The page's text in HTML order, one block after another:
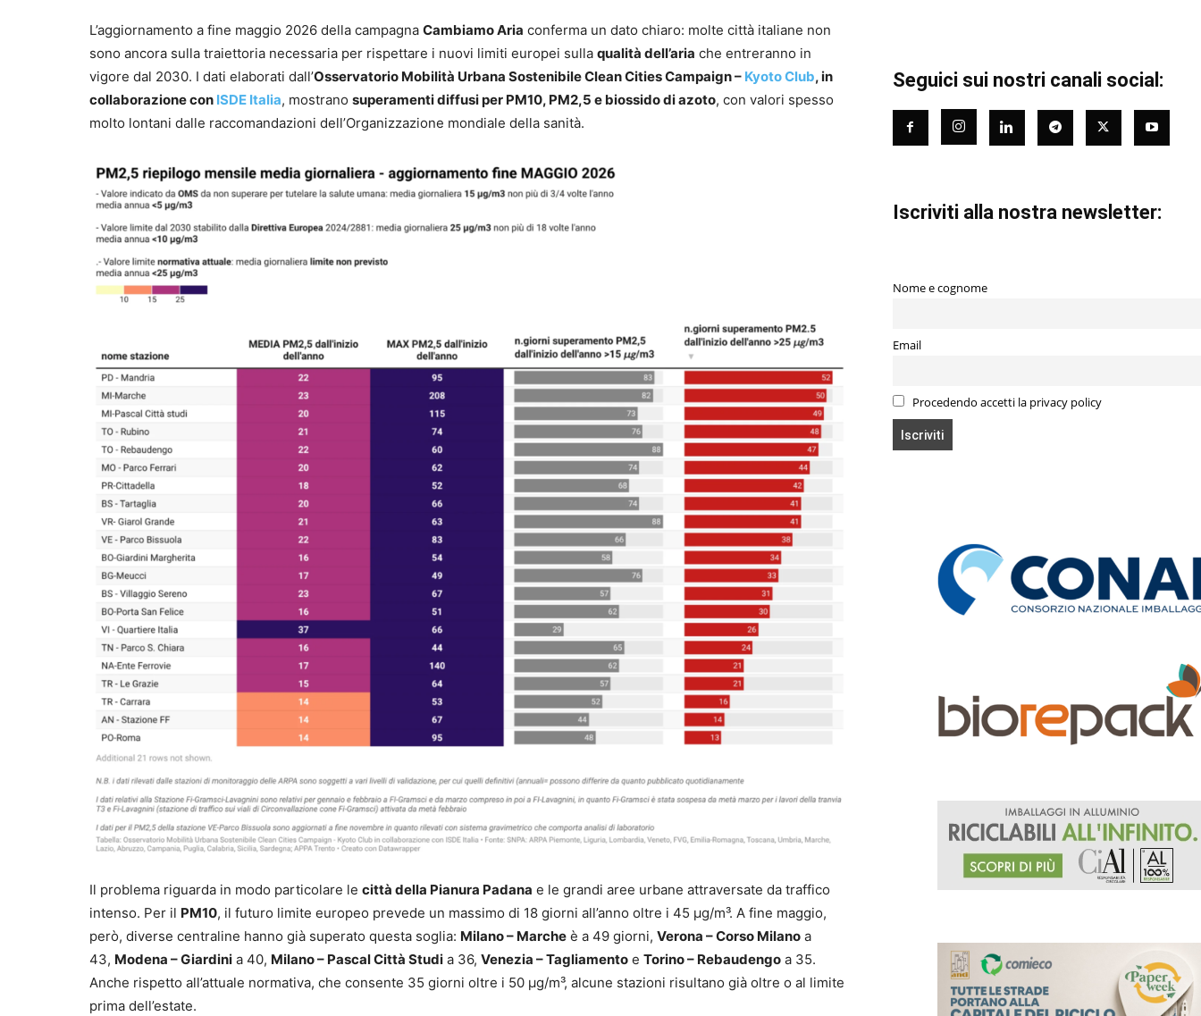
L’aggiornamento a fine maggio 2026 della campagna Cambiamo Aria conferma un dato chiaro: molte città italiane non
sono ancora sulla traiettoria necessaria per rispettare i nuovi limiti europei sulla qualità dell’aria che entreranno in
vigore dal 2030. I dati elaborati dall’Osservatorio Mobilità Urbana Sostenibile Clean Cities Campaign – Kyoto Club, in
collaborazione con ISDE Italia, mostrano superamenti diffusi per PM10, PM2,5 e biossido di azoto, con valori spesso
molto lontani dalle raccomandazioni dell’Organizzazione mondiale della sanità.
Il problema riguarda in modo particolare le città della Pianura Padana e le grandi aree urbane attraversate da traffico
intenso. Per il PM10, il futuro limite europeo prevede un massimo di 18 giorni all’anno oltre i 45 µg/m³. A fine maggio,
però, diverse centraline hanno già superato questa soglia: Milano – Marche è a 49 giorni, Verona – Corso Milano a
43, Modena – Giardini a 40, Milano – Pascal Città Studi a 36, Venezia – Tagliamento e Torino – Rebaudengo a 35.
Anche rispetto all’attuale normativa, che consente 35 giorni oltre i 50 µg/m³, alcune stazioni risultano già oltre o al limite
prima dell’estate.
Seguici sui nostri canali social:
Iscriviti alla nostra newsletter:
Nome e cognome
Email
Procedendo accetti la privacy policy